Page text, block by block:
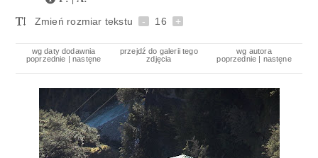
Zmień rozmiar tekstu - 16 +
wg daty dodawnia
poprzednie |nastęne
przejdź do galerii tego
zdjęcia
wg autora
poprzednie | nastęne